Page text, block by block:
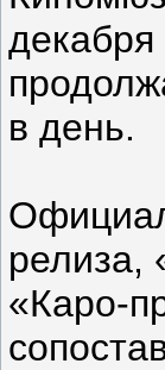
в день.
релиза,
«Каро-